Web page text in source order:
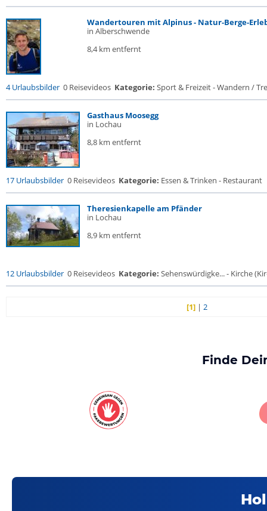
Wandertouren mit Alpinus - Natur-Berge-
in Alberschwende
8,4 km entfernt
4 Urlaubsbilder 0 Reisevideos Kategorie: Sport & Freizeit - Wandern /
Gasthaus Moosegg
in Lochau
8,8 km entfernt
17 Urlaubsbilder 0 Reisevideos Kategorie: Essen & Trinken - Restaurant
Theresienkapelle am Pfänder
in Lochau
8,9 km entfernt
12 Urlaubsbilder 0 Reisevideos Kategorie: Sehenswürdigke... - Kirche
[1] |2
Finde